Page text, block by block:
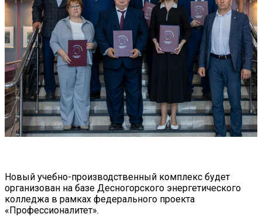
Новый учебно-производственный комплекс будет
организован на базе Десногорского энергетического
колледжа в рамках федерального проекта
«Профессионалитет».